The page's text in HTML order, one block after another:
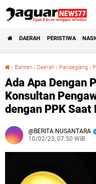
DAERAH PERISTIWA
› Banten › Daerah › Pandeglang ›
Ada Apa Dengan
Konsultan
dengan PPK
BERITA NUSANTARA
10/02/23, 07:50 WIB